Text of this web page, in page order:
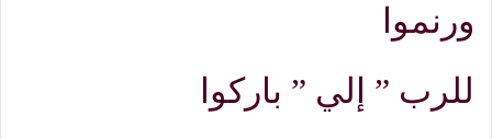
ورنموا
للرب ” إلي ” باركوا